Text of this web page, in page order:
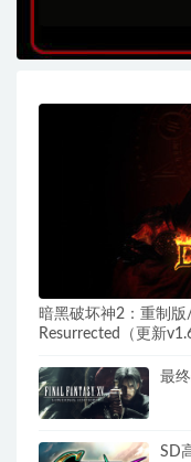
暗黑破坏神2：重制
Resurrected（更新
最
SD